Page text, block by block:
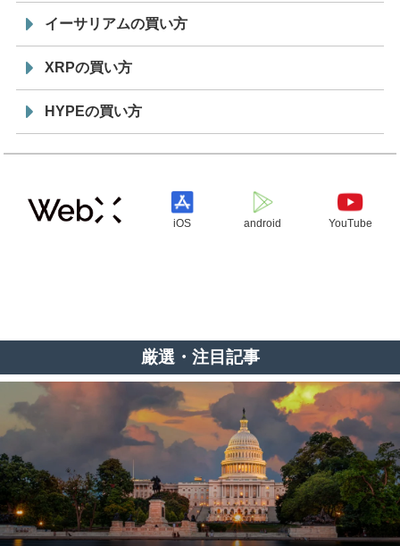
イーサリアムの買い方
XRPの買い方
HYPEの買い方
iOS android YouTube
厳選・注目記事